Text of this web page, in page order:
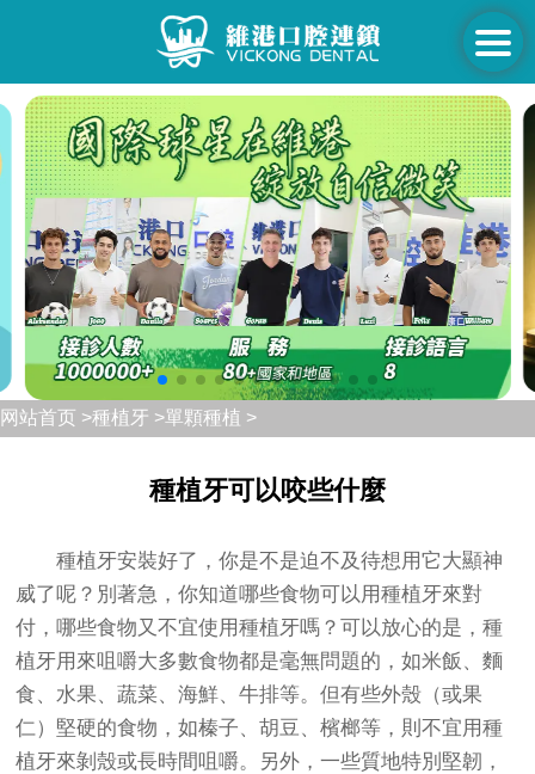
网站首页 >種植牙 >單顆種植 >
種植牙可以咬些什麼
種植牙安裝好了，你是不是迫不及待想用它大顯神
威了呢？別著急，你知道哪些食物可以用種植牙來對
付，哪些食物又不宜使用種植牙嗎？可以放心的是，種
植牙用來咀嚼大多數食物都是毫無問題的，如米飯、麵
食、水果、蔬菜、海鮮、牛排等。但有些外殼（或果
仁）堅硬的食物，如榛子、胡豆、檳榔等，則不宜用種
植牙來剝殼或長時間咀嚼。另外，一些質地特別堅韌，